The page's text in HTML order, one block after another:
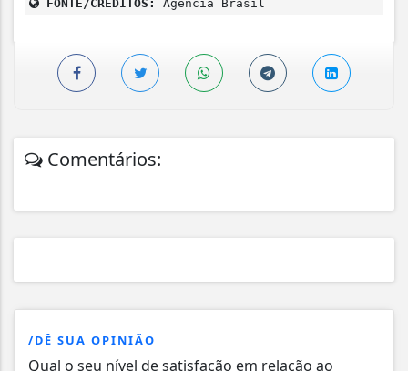
FONTE/CRÉDITOS: Agência Brasil
Comentários:
/DÊ SUA OPINIÃO
Qual o seu nível de satisfação em relação ao